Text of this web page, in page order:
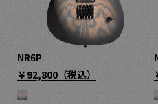
NR6P
￥92,800 （税込）